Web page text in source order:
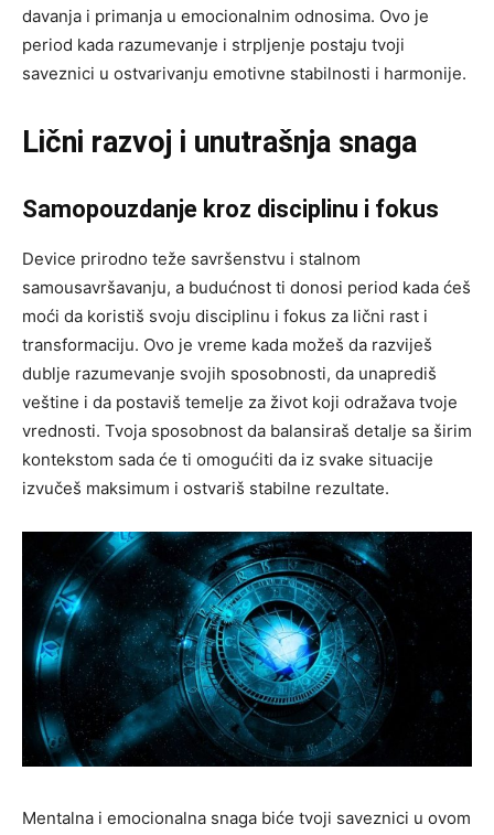
davanja i primanja u emocionalnim odnosima. Ovo je
period kada razumevanje i strpljenje postaju tvoji
saveznici u ostvarivanju emotivne stabilnosti i harmonije.
Lični razvoj i unutrašnja snaga
Samopouzdanje kroz disciplinu i fokus
Device prirodno teže savršenstvu i stalnom
samousavršavanju, a budućnost ti donosi period kada ćeš
moći da koristiš svoju disciplinu i fokus za lični rast i
transformaciju. Ovo je vreme kada možeš da razviješ
dublje razumevanje svojih sposobnosti, da unaprediš
veštine i da postaviš temelje za život koji odražava tvoje
vrednosti. Tvoja sposobnost da balansiraš detalje sa širim
kontekstom sada će ti omogućiti da iz svake situacije
izvučeš maksimum i ostvariš stabilne rezultate.
Mentalna i emocionalna snaga biće tvoji saveznici u ovom